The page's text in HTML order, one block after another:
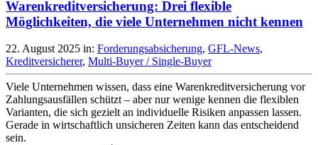
Warenkreditversicherung: Drei flexible
Möglichkeiten, die viele Unternehmen nicht kennen
22. August 2025 in: Forderungsabsicherung, GFL-News,
Kreditversicherer, Multi-Buyer / Single-Buyer
Viele Unternehmen wissen, dass eine Warenkreditversicherung vor
Zahlungsausfällen schützt – aber nur wenige kennen die flexiblen
Varianten, die sich gezielt an individuelle Risiken anpassen lassen.
Gerade in wirtschaftlich unsicheren Zeiten kann das entscheidend
sein.